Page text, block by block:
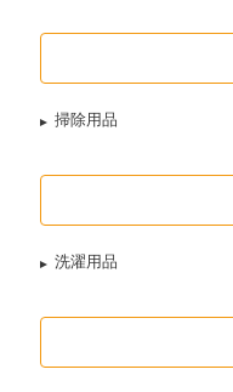
掃除用品
洗濯用品